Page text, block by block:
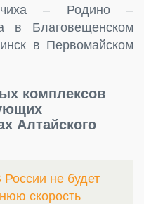
– Родино –
в Благовещенском
в Первомайском
комплексов
Алтайского
России не будет
скорость